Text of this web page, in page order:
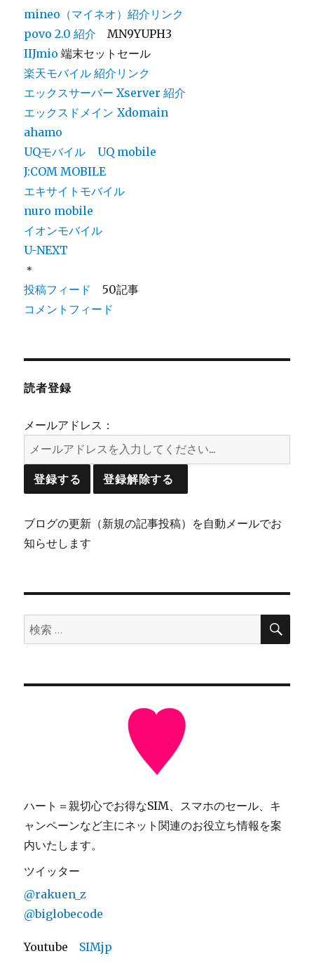
mineo（マイネオ）紹介リンク
povo 2.0 紹介 MN9YUPH3
IIJmio 端末セットセール
楽天モバイル 紹介リンク
エックスサーバー Xserver 紹介
エックスドメイン Xdomain
ahamo
UQモバイル
UQ mobile
J:COM MOBILE
エキサイトモバイル
nuro mobile
イオンモバイル
U-NEXT
＊
投稿フィード
50記事
コメントフィード
読者登録
メールアドレス：
ブログの更新（新規の記事投稿）を自動メールでお
知らせします
検
索:
検
ハート＝親切心でお得なSIM、スマホのセール、キ
ャンペーンなど主にネット関連のお役立ち情報を案
内いたします。
ツイッター
@rakuen_z
@biglobecode
Youtube SIMjp